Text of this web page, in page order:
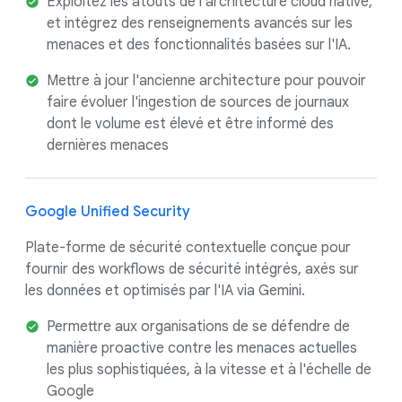
et intégrez des renseignements avancés sur les
menaces et des fonctionnalités basées sur l'IA.
Mettre à jour l'ancienne architecture pour pouvoir
faire évoluer l'ingestion de sources de journaux
dont le volume est élevé et être informé des
dernières menaces
Google Unified Security
Plate-forme de sécurité contextuelle conçue pour
fournir des workflows de sécurité intégrés, axés sur
les données et optimisés par l'IA via Gemini.
Permettre aux organisations de se défendre de
manière proactive contre les menaces actuelles
les plus sophistiquées, à la vitesse et à l'échelle de
Google